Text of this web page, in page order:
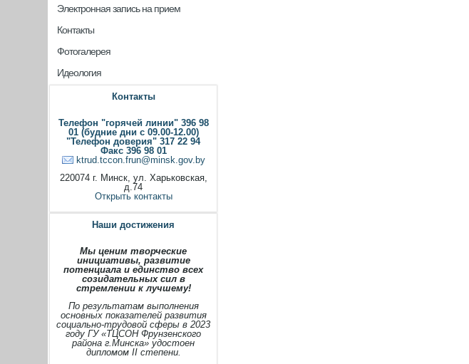
Электронная запись на прием
Контакты
Фотогалерея
Идеология
Контакты
Телефон "горячей линии" 396 98
01 (будние дни с 09.00-12.00)
"Телефон доверия" 317 22 94
Факс 396 98 01
ktrud.tccon.frun@minsk.gov.by
220074 г. Минск, ул. Харьковская,
д.74
Открыть контакты
Наши достижения
Мы ценим творческие
инициативы, развитие
потенциала и единство всех
созидательных сил в
стремлении к лучшему!
По результатам выполнения
основных показателей развития
социально-трудовой сферы в 2023
году ГУ «ТЦСОН Фрунзенского
района г.Минска» удостоен
дипломом II степени.